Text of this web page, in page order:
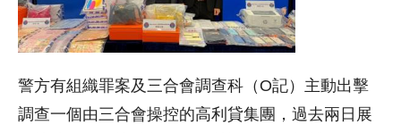
警方有組織罪案及三合會調查科（O記）主動出擊
調查一個由三合會操控的高利貸集團，過去兩日展